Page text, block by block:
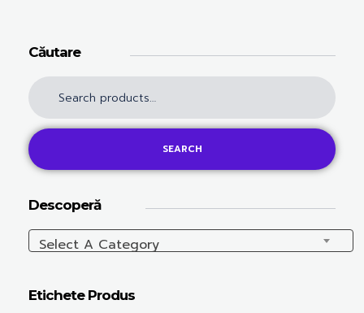
Căutare
SEARCH
Descoperă
Select A Category
Etichete Produs